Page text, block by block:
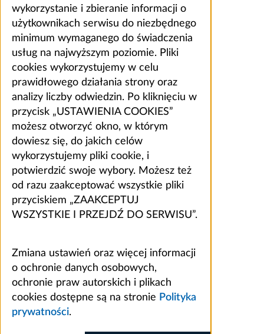
wykorzystanie i zbieranie informacji o
użytkownikach serwisu do niezbędnego
minimum wymaganego do świadczenia
usług na najwyższym poziomie. Pliki
cookies wykorzystujemy w celu
prawidłowego działania strony oraz
analizy liczby odwiedzin. Po kliknięciu w
przycisk „USTAWIENIA COOKIES”
możesz otworzyć okno, w którym
dowiesz się, do jakich celów
wykorzystujemy pliki cookie, i
potwierdzić swoje wybory. Możesz też
od razu zaakceptować wszystkie pliki
przyciskiem „ZAAKCEPTUJ
WSZYSTKIE I PRZEJDŹ DO SERWISU”.
Zmiana ustawień oraz więcej informacji
o ochronie danych osobowych,
ochronie praw autorskich i plikach
cookies dostępne są na stronie Polityka
prywatności.